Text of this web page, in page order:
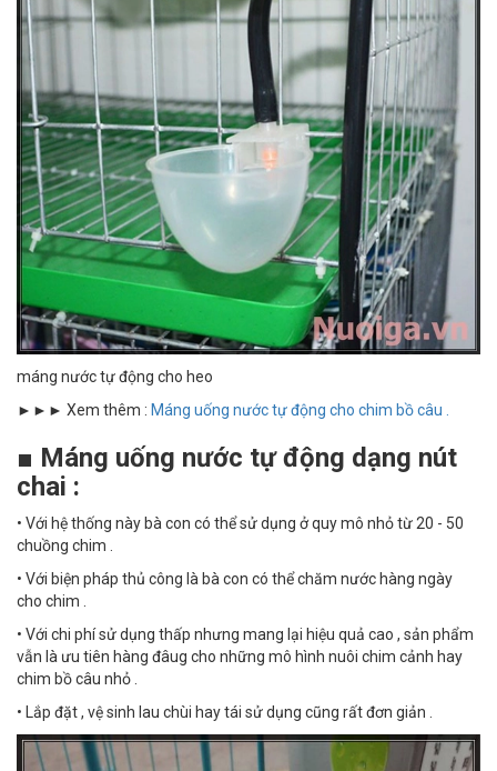
máng nước tự động cho heo
►►► Xem thêm : Máng uống nước tự động cho chim bồ câu .
■ Máng uống nước tự động dạng nút
chai :
• Với hệ thống này bà con có thể sử dụng ở quy mô nhỏ từ 20 - 50
chuồng chim .
• Với biện pháp thủ công là bà con có thể chăm nước hàng ngày
cho chim .
• Với chi phí sử dụng thấp nhưng mang lại hiệu quả cao , sản phẩm
vẫn là ưu tiên hàng đâug cho những mô hình nuôi chim cảnh hay
chim bồ câu nhỏ .
• Lắp đặt , vệ sinh lau chùi hay tái sử dụng cũng rất đơn giản .